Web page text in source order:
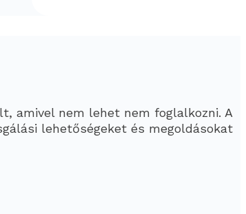
amivel nem lehet nem foglalkozni. A
lehetőségeket és megoldásokat